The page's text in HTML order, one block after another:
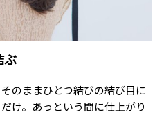
ぶ
のままひとつ結びの結び目に
け。あっという間に仕上がり